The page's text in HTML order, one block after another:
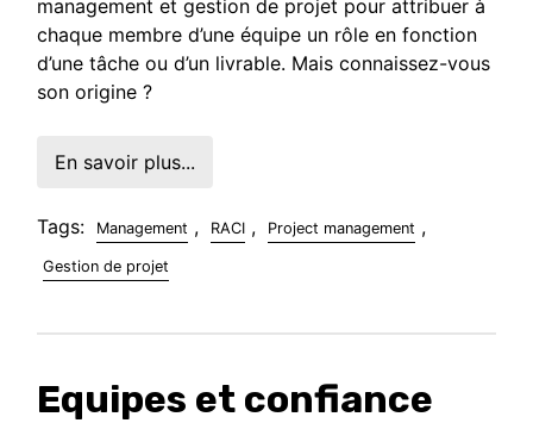
management et gestion de projet pour attribuer à
chaque membre d’une équipe un rôle en fonction
d’une tâche ou d’un livrable. Mais connaissez-vous
son origine ?
En savoir plus...
Tags: Management , RACI , Project management ,
Gestion de projet
Equipes et confiance